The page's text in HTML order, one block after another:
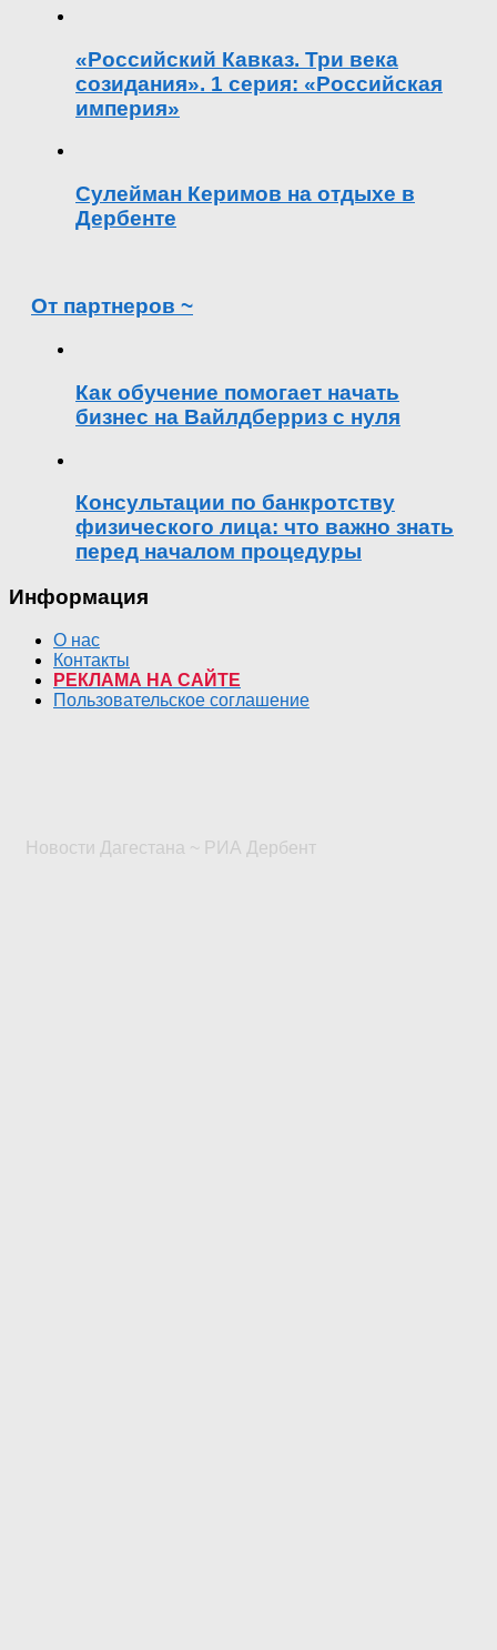
«Российский Кавказ. Три века
созидания». 1 серия: «Российская
империя»
Сулейман Керимов на отдыхе в
Дербенте
От партнеров ~
Как обучение помогает начать
бизнес на Вайлдберриз с нуля
Консультации по банкротству
физического лица: что важно знать
перед началом процедуры
Информация
О нас
Контакты
РЕКЛАМА НА САЙТЕ
Пользовательское соглашение
Новости Дагестана ~ РИА Дербент